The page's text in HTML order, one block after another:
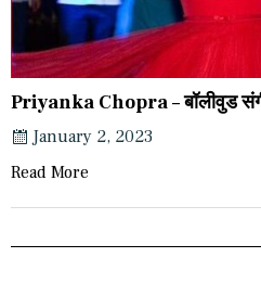
Priyanka Chopra – बॉलीवुड
January 2, 2023
Read More